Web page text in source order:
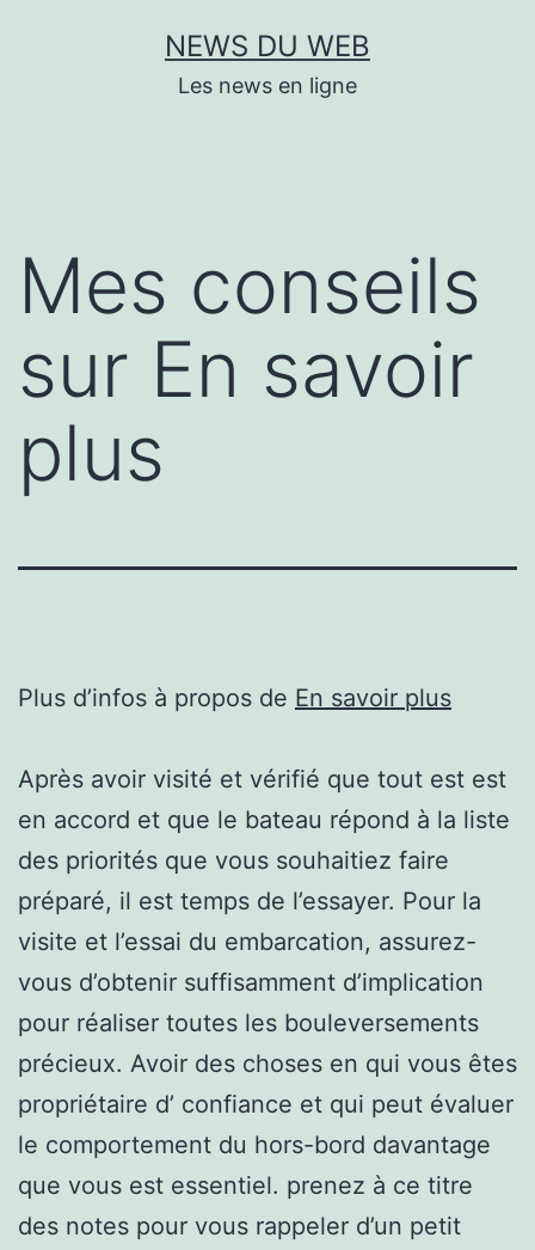
NEWS DU WEB
Les news en ligne
Mes conseils
sur En savoir
plus
Plus d’infos à propos de En savoir plus
Après avoir visité et vérifié que tout est est
en accord et que le bateau répond à la liste
des priorités que vous souhaitiez faire
préparé, il est temps de l’essayer. Pour la
visite et l’essai du embarcation, assurez-
vous d’obtenir suffisamment d’implication
pour réaliser toutes les bouleversements
précieux. Avoir des choses en qui vous êtes
propriétaire d’ confiance et qui peut évaluer
le comportement du hors-bord davantage
que vous est essentiel. prenez à ce titre
des notes pour vous rappeler d’un petit